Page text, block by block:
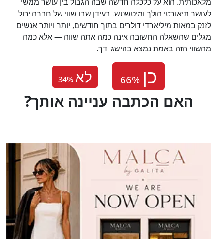
לעושר תיאורטי הולך ומיטשטש. בעידן שבו שווי של חברה יכול
לזנק במאות מיליארדי דולרים בתוך חודשים, יותר ויותר אנשים
מגלים שהשאלה החשובה אינה כמה אתה שווה — אלא כמה
מהשווי הזה באמת נמצא בהישג ידך.
34% לא
?האם הכתבה עניינה אותך